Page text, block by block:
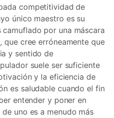
competitividad de
único maestro es su
por una máscara
que cree erróneamente que
y sentido de
suele ser suficiente
y la eficiencia de
es saludable cuando el fin
entender y poner en
uno es a menudo más